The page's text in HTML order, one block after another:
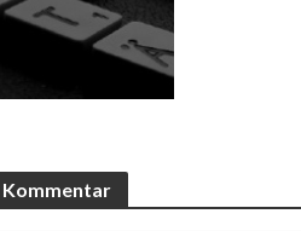
Kommentar